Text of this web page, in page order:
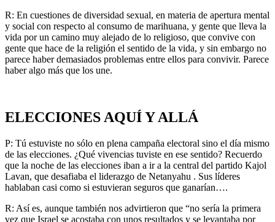
R: En cuestiones de diversidad sexual, en materia de apertura mental
y social con respecto al consumo de marihuana, y gente que lleva la
vida por un camino muy alejado de lo religioso, que convive con
gente que hace de la religión el sentido de la vida, y sin embargo no
parece haber demasiados problemas entre ellos para convivir. Parece
haber algo más que los une.
ELECCIONES AQUÍ Y ALLÁ
P: Tú estuviste no sólo en plena campaña electoral sino el día mismo
de las elecciones. ¿Qué vivencias tuviste en ese sentido? Recuerdo
que la noche de las elecciones iban a ir a la central del partido Kajol
Lavan, que desafiaba el liderazgo de Netanyahu . Sus líderes
hablaban casi como si estuvieran seguros que ganarían….
R: Así es, aunque también nos advirtieron que “no sería la primera
vez que Israel se acostaba con unos resultados y se levantaba por